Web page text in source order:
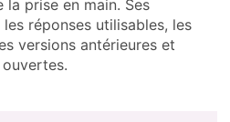
la prise en main. Ses
réponses utilisables, les
versions antérieures et